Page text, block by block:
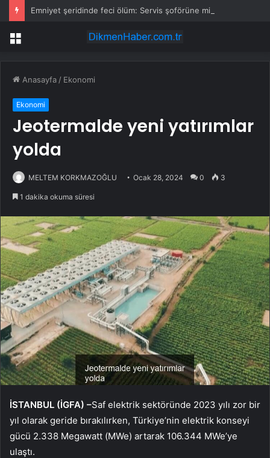
Menü
Anasayfa / Ekonomi
Ekonomi
Jeotermalde yeni yatırımlar
yolda
MELTEM KORKMAZOĞLU Ocak 28, 2024 0 3
1 dakika okuma süresi
İSTANBUL (İGFA) –Saf elektrik sektöründe 2023 yılı zor bir
yıl olarak geride bırakılırken, Türkiye’nin elektrik konseyi
gücü 2.338 Megawatt (MWe) artarak 106.344 MWe’ye
ulaştı.